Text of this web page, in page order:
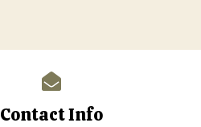

Contact Info